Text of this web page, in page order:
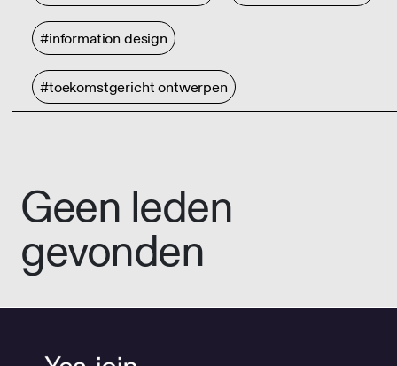
#information design
#toekomstgericht ontwerpen
Geen leden
gevonden